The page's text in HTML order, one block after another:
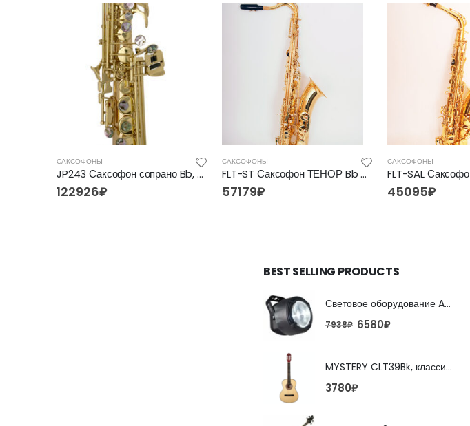
САКСОФОНЫ
JP243 Саксофон сопрано Bb, лакированный, John Packer
122926₽
САКСОФОНЫ
FLT-ST Саксофон ТЕНОР Bb Conductor
57179₽
САКСОФОНЫ
45095₽
BEST SELLING PRODUCTS
Световое оборудование ADJ FX Beam
7938₽ 6580₽
MYSTERY CLT39Bk, классическая гитара
3780₽